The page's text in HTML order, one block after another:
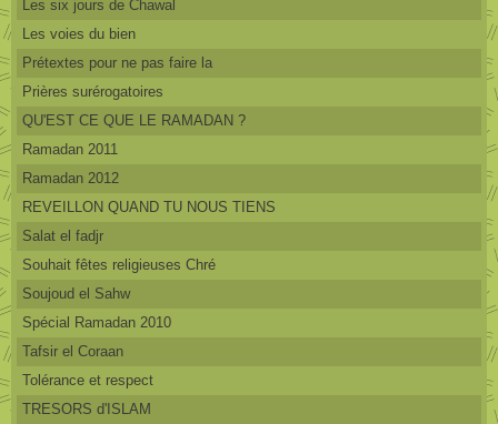
Les six jours de Chawal
Les voies du bien
Prétextes pour ne pas faire la
Prières surérogatoires
QU'EST CE QUE LE RAMADAN ?
Ramadan 2011
Ramadan 2012
REVEILLON QUAND TU NOUS TIENS
Salat el fadjr
Souhait fêtes religieuses Chré
Soujoud el Sahw
Spécial Ramadan 2010
Tafsir el Coraan
Tolérance et respect
TRESORS d'ISLAM